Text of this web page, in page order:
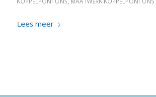
Lees meer